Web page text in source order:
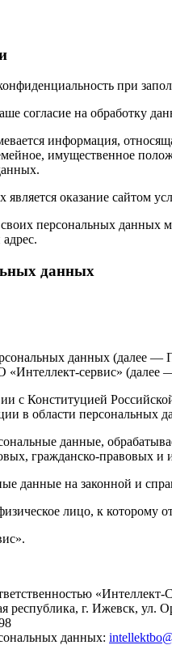
при
согласие на обработку
информация,
имущественное
оказание сайтом
своих персональных
данных
данных (далее
сервис» (далее
с Конституцией
в области персональных
данные,
гражданско-правовых
данные на законной и
лицо, к которому
«Интеллект-
республика, г. Ижевск, ул.
данных: